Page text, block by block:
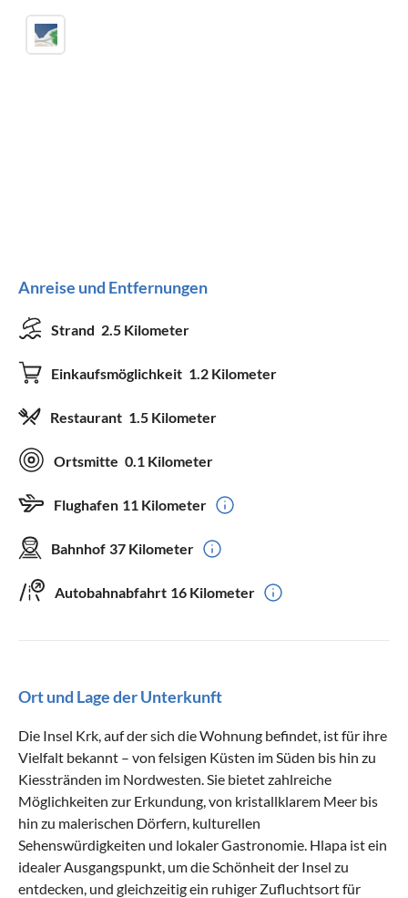
Anreise und Entfernungen
Strand 2.5 Kilometer
Einkaufsmöglichkeit 1.2 Kilometer
Restaurant 1.5 Kilometer
Ortsmitte 0.1 Kilometer
Flughafen 11 Kilometer
Bahnhof 37 Kilometer
Autobahnabfahrt 16 Kilometer
Ort und Lage der Unterkunft
Die Insel Krk, auf der sich die Wohnung befindet, ist für ihre
Vielfalt bekannt – von felsigen Küsten im Süden bis hin zu
Kiesstränden im Nordwesten. Sie bietet zahlreiche
Möglichkeiten zur Erkundung, von kristallklarem Meer bis
hin zu malerischen Dörfern, kulturellen
Sehenswürdigkeiten und lokaler Gastronomie. Hlapa ist ein
idealer Ausgangspunkt, um die Schönheit der Insel zu
entdecken, und gleichzeitig ein ruhiger Zufluchtsort für